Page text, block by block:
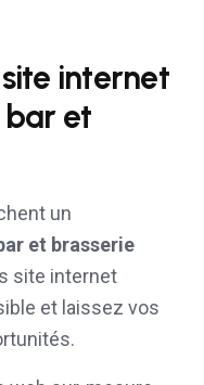
internet
bar et
un
et brasserie
site internet
et laissez vos